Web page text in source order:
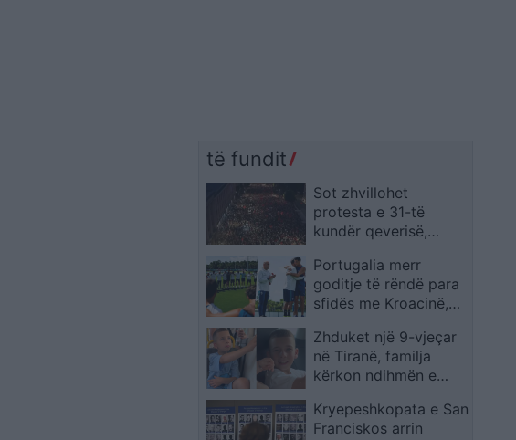
të fundit
Sot zhvillohet
protesta e 31-të
kundër qeverisë,
largimin e
panegociueshëm të
Edi Ramës
Portugalia merr
goditje të rëndë para
sfidës me Kroacinë,
largohet pas vdekjes
së babait
Zhduket një 9-vjeçar
në Tiranë, familja
kërkon ndihmën e
gjetur
Kryepeshkopata e San
Franciskos arrin